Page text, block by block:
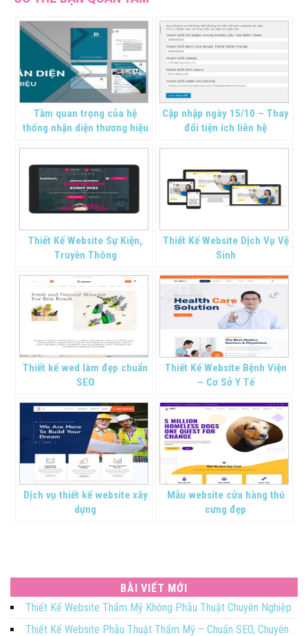
Tầm quan trọng của hệ
thống nhận diện thương hiệu
Cập nhập ngày 15/10 – Thay
đổi tiện ích liên hệ
Thiết Kế Website Sự Kiện,
Truyền Thông
Thiết Kế Website Dịch Vụ Vệ
Sinh
Thiết kế wed làm đẹp chuẩn
SEO
Thiết Kế Website Bệnh Viện
– Cơ Sở Y Tế
Dịch vụ thiết kế website xây
dựng
Mẫu website cửa hàng thú
cưng đẹp
BÀI VIẾT MỚI
Thiết Kế Website Thẩm Mỹ Không Phẫu Thuật Chuyên Nghiệp
Thiết Kế Website Phẫu Thuật Thẩm Mỹ – Chuẩn SEO, Chuyên